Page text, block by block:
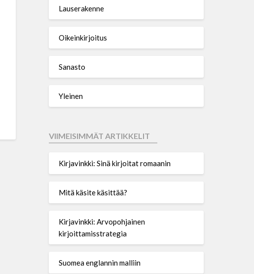
Lauserakenne
Oikeinkirjoitus
Sanasto
Yleinen
VIIMEISIMMÄT ARTIKKELIT
Kirjavinkki: Sinä kirjoitat romaanin
Mitä käsite käsittää?
Kirjavinkki: Arvopohjainen
kirjoittamisstrategia
Suomea englannin malliin